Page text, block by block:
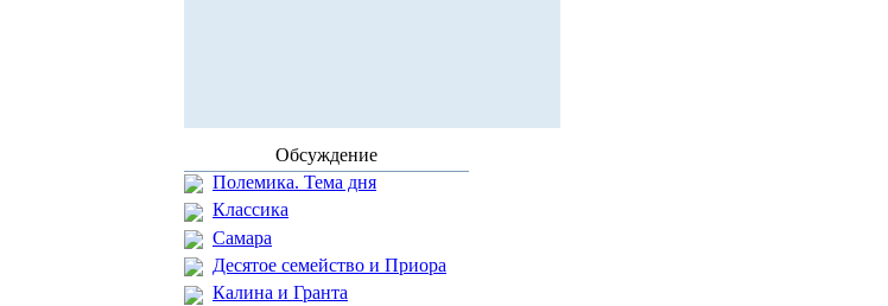
Обсуждение
Полемика. Тема дня
Классика
Самара
Десятое семейство и Приора
Калина и Гранта